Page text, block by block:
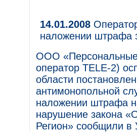
14.01.2008
наложении штрафа
ООО «Персональные
оператор TELE-2)
области
антимонопольной
наложении штрафа
нарушение закона
Регион» сообщили